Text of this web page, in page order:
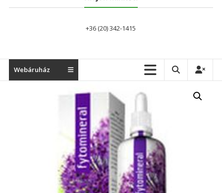
+36 (20) 342-1415
Webáruház